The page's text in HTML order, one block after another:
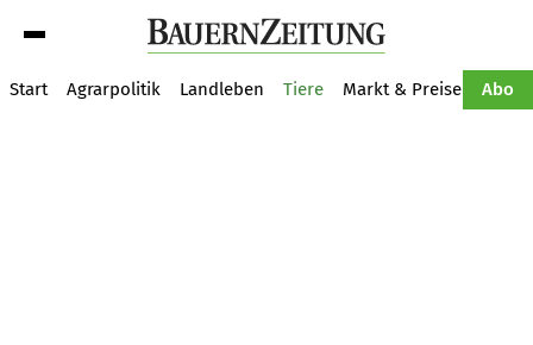
Start Agrarpolitik Landleben Tiere Markt & Preise Abo